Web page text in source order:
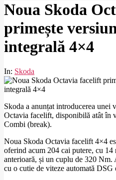
Noua Skoda
primește
integrală 4×4
In: Skoda
Skoda a anunțat introducerea unei
Octavia facelift, disponibilă atât în
Combi (break).
Noua Skoda Octavia facelift 4×4
oferind acum 204 cai putere, cu 14
anterioară, și un cuplu de 320
cu o cutie de viteze automată DSG